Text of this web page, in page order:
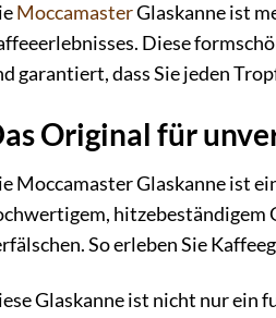
MoccamasterGlaskanne ist
Diese
garantiert, dass Sie jeden
Original für
Moccamaster Glaskanne ist
hitzebeständigem
So erleben Sie
Glaskanne ist nicht nur ein